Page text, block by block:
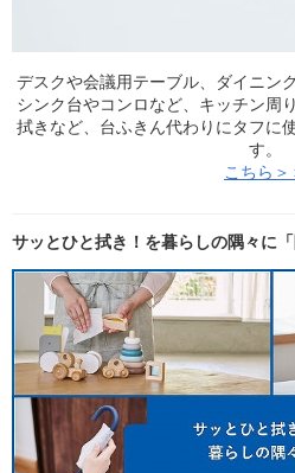
デスクや会議用テーブル、ダイニン
シンク台やコンロなど、キッチン周
拭きなど、台ふきん代わりにタフに
す。
こちら＞
サッとひと拭き！を暮らしの隅々に